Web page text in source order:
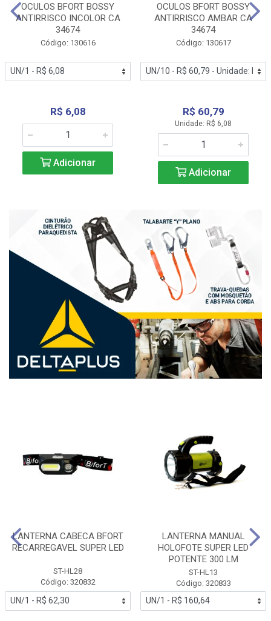
OCULOS BFORT BOSSY
ANTIRRISCO INCOLOR CA
34674
Código: 130616
R$ 6,08
Adicionar
OCULOS BFORT BOSSY
ANTIRRISCO AMBAR CA
34674
Código: 130617
R$ 60,79
Unidade: R$ 6,08
Adicionar
LANTERNA CABECA BFORT
RECARREGAVEL SUPER LED
ST-HL28
Código: 320832
LANTERNA MANUAL
HOLOFOTE SUPER LED
POTENTE 300 LM
ST-HL13
Código: 320833